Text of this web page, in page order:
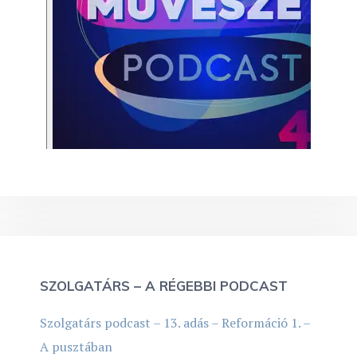
SZOLGATÁRS – A RÉGEBBI PODCAST
Szolgatárs podcast – 13. adás – Reformáció 1. –
A pusztában